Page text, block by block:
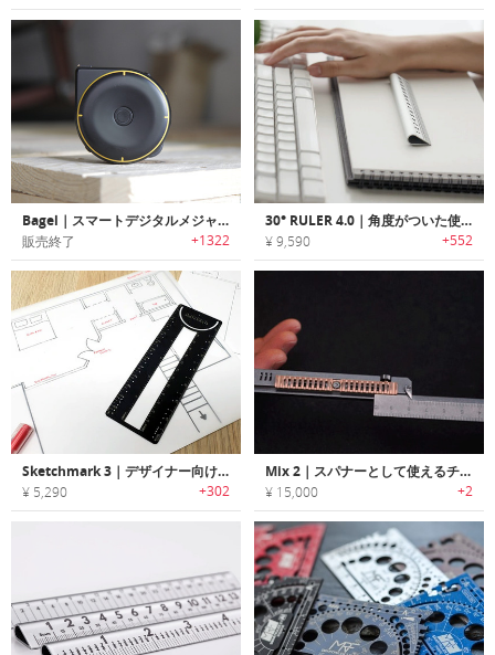
Bagel｜スマートデジタルメジャー「ベーグル」
販売終了 +1322
30° RULER 4.0｜角度がついた使いやすいルーラー「30°ルーラー4.0」
¥ 9,590 +552
Sketchmark 3｜デザイナー向けにデザインされたブックマークとしても使用可能なルーラー「スケッチマーク3」
¥ 5,290 +302
Mix 2｜スパナーとして使えるチタン製EDCルーラー
¥ 15,000 +2